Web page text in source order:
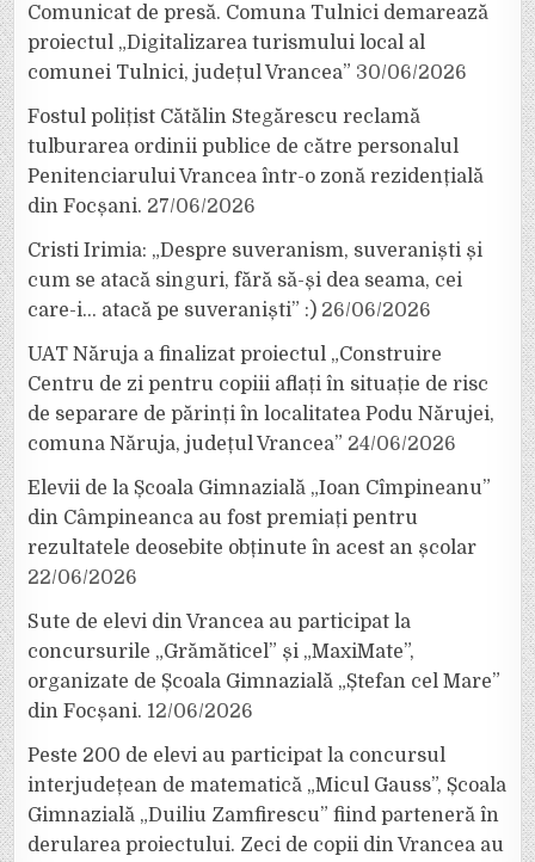
Comunicat de presă. Comuna Tulnici demarează
proiectul „Digitalizarea turismului local al
comunei Tulnici, județul Vrancea” 30/06/2026
Fostul polițist Cătălin Stegărescu reclamă
tulburarea ordinii publice de către personalul
Penitenciarului Vrancea într-o zonă rezidențială
din Focșani. 27/06/2026
Cristi Irimia: „Despre suveranism, suveraniști și
cum se atacă singuri, fără să-și dea seama, cei
care-i… atacă pe suveraniști” :) 26/06/2026
UAT Năruja a finalizat proiectul „Construire
Centru de zi pentru copiii aflați în situație de risc
de separare de părinți în localitatea Podu Nărujei,
comuna Năruja, județul Vrancea” 24/06/2026
Elevii de la Școala Gimnazială „Ioan Cîmpineanu”
din Câmpineanca au fost premiați pentru
rezultatele deosebite obținute în acest an școlar
22/06/2026
Sute de elevi din Vrancea au participat la
concursurile „Grămăticel” și „MaxiMate”,
organizate de Școala Gimnazială „Ștefan cel Mare”
din Focșani. 12/06/2026
Peste 200 de elevi au participat la concursul
interjudețean de matematică „Micul Gauss”, Școala
Gimnazială „Duiliu Zamfirescu” fiind parteneră în
derularea proiectului. Zeci de copii din Vrancea au